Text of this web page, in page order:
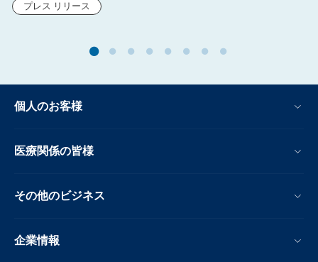
プレス リリース
個人のお客様
医療関係の皆様
その他のビジネス
企業情報